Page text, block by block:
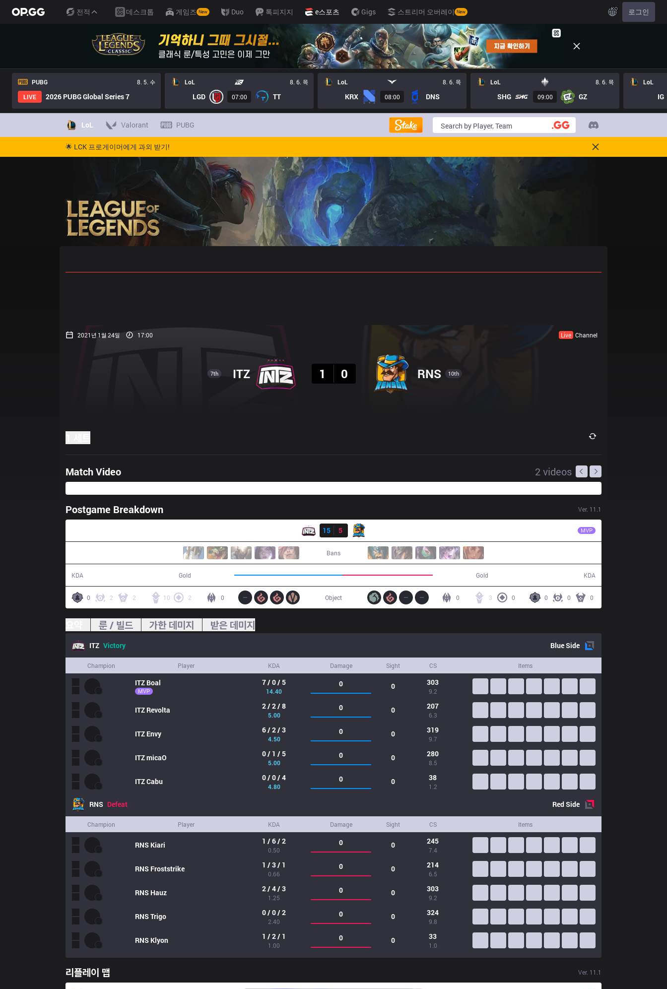
전적 데스크톱 게임즈 New Duo 톡피지지 e스포츠 Gigs 스트리머 오버레이 New KO 로그인
PUBG
8. 5. 수
LIVE
2026 PUBG Global Series 7
LoL 8. 6. 목
LGD 07:00 TT
LoL 8. 6. 목
KRX 08:00 DNS
LoL 8. 6. 목
SHG 09:00 GZ
LoL
IG
LoL Valorant PUBG
🌟 LCK 프로게이머에게 과외 받기!
2021년 1월 24일 17:00 Live Channel
7th ITZ
1
0 RNS 10th
Match Video 2 videos
Postgame Breakdown Ver. 11.1
15
5 MVP
Bans
KDA Gold Gold KDA
0 2 2 10 2 0 0 0 0
3 0
0
Object
룬 / 빌드 가한 데미지 받은 데미지
ITZ Victory BlueSide
Champion Player KDA Damage Sight CS Items
ITZ Boal
MVP
7 / 0 / 5
14.40
0 0 303
9.2
ITZ Revolta 2 / 2 / 8
5.00
0 0 207
6.3
ITZ Envy 6 / 2 / 3
4.50
0 0 319
9.7
ITZmicaO 0 / 1 / 5
5.00
0 0 280
8.5
ITZCabu 0 / 0 / 4
4.80
0 0 38
1.2
RNS Defeat RedSide
Champion Player KDA Damage Sight CS Items
RNS Kiari 1 / 6 / 2
0.50
0 0 245
7.4
RNS Froststrike 1 / 3 / 1
0.66
0 0 214
6.5
RNS Hauz 2 / 4 / 3
1.25
0 0 303
9.2
RNSTrigo 0 / 0 / 2
2.40
0 0 324
9.8
RNS Klyon 1 / 2 / 1
1.00
0 0 33
1.0
리플레이 맵 Ver. 11.1